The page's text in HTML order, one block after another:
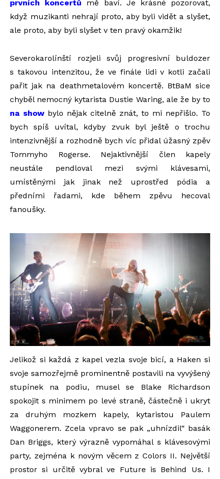
prvních koncertů mě baví. Je krásné pozorovat,
když muzikanti nehrají proto, aby byli vidět a slyšet,
ale proto, aby byli slyšet v ten pravý okamžik!
Severokarolínští rozjeli svůj progresivní buldozer
s takovou intenzitou, že ve finále lidi v kotli začali
pařit jak na deathmetalovém koncertě. BtBaM sice
chyběl nemocný kytarista Dustie Waring, ale že by to
na showbylo nějak citelně znát, to mi nepřišlo. To
bych spíš uvítal, kdyby zvuk byl ještě o trochu
intenzivnější a rozhodně bych víc přidal úžasný zpěv
Tommyho Rogerse. Nejaktivnější člen kapely
neustále pendloval mezi svými klávesami,
umístěnými jak jinak než uprostřed pódia a
předními řadami, kde během zpěvu hecoval
fanoušky.
Jelikož si každá z kapel vezla svoje bicí, a Haken si
svoje samozřejmě prominentně postavili na vyvýšený
stupínek na podiu, musel se Blake Richardson
spokojit s minimem po levé straně, částečně i ukryt
za druhým mozkem kapely, kytaristou Paulem
Waggonerem. Zcela vpravo se pak „uhnízdil“ basák
Dan Briggs, který výrazně vypomáhal s klávesovými
party, zejména k novým věcem z Colors II. Největší
prostor si určitě vybral ve Future is Behind Us. I